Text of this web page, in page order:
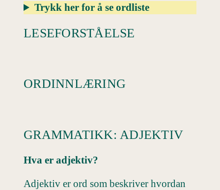
Trykk her for å se ordliste
LESEFORSTÅELSE
ORDINNLÆRING
GRAMMATIKK: ADJEKTIV
Hva er adjektiv?
Adjektiv er ord som beskriver hvordan